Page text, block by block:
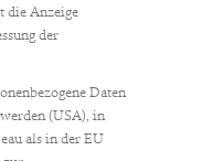
die Anzeige
der
Daten
(USA), in
als in der EU